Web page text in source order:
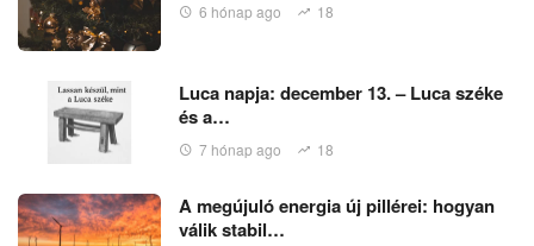
6 hónap ago 18
Luca napja: december 13. – Luca széke
és a…
7 hónap ago 18
A megújuló energia új pillérei: hogyan
válik stabil…